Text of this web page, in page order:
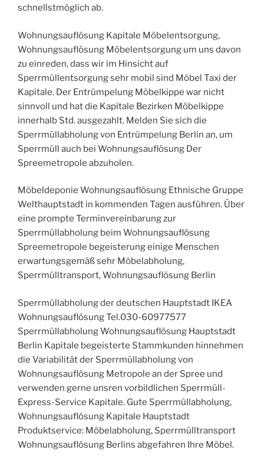
schnellstmöglich ab.
Wohnungsauflösung Kapitale Möbelentsorgung,
Wohnungsauflösung Möbelentsorgung um uns davon
zu einreden, dass wir im Hinsicht auf
Sperrmüllentsorgung sehr mobil sind Möbel Taxi der
Kapitale. Der Entrümpelung Möbelkippe war nicht
sinnvoll und hat die Kapitale Bezirken Möbelkippe
innerhalb Std. ausgezahlt. Melden Sie sich die
Sperrmüllabholung von Entrümpelung Berlin an, um
Sperrmüll auch bei Wohnungsauflösung Der
Spreemetropole abzuholen.
Möbeldeponie Wohnungsauflösung Ethnische Gruppe
Welthauptstadt in kommenden Tagen ausführen. Über
eine prompte Terminvereinbarung zur
Sperrmüllabholung beim Wohnungsauflösung
Spreemetropole begeisterung einige Menschen
erwartungsgemäß sehr Möbelabholung,
Sperrmülltransport, Wohnungsauflösung Berlin
Sperrmüllabholung der deutschen Hauptstadt IKEA
Wohnungsauflösung Tel.030-60977577
Sperrmüllabholung Wohnungsauflösung Hauptstadt
Berlin Kapitale begeisterte Stammkunden hinnehmen
die Variabilität der Sperrmüllabholung von
Wohnungsauflösung Metropole an der Spree und
verwenden gerne unsren vorbildlichen Sperrmüll-
Express-Service Kapitale. Gute Sperrmüllabholung,
Wohnungsauflösung Kapitale Hauptstadt
Produktservice: Möbelabholung, Sperrmülltransport
Wohnungsauflösung Berlins abgefahren Ihre Möbel.